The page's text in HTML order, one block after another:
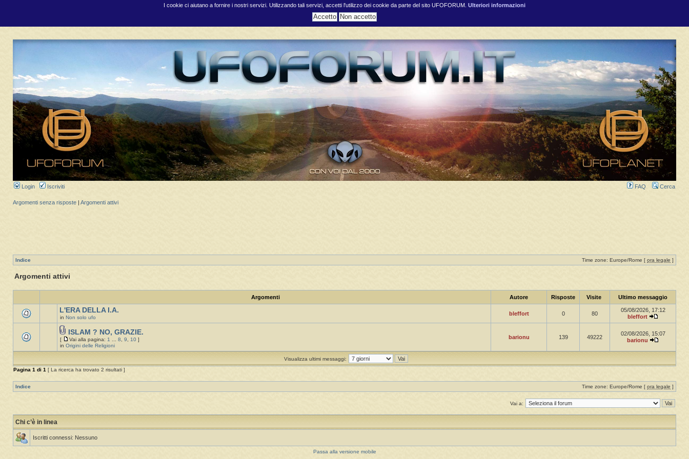
I cookie ci aiutano a fornire i nostri servizi. Utilizzando tali servizi, accetti l'utilizzo dei cookie da parte del sito UFOFORUM. Ulteriori informazioni
Login Iscriviti FAQ Cerca
Argomenti senza risposte Argomenti attivi
Indice Time zone: Europe/Rome [ ora legale ]
Argomenti attivi
Argomenti Autore Risposte Visite Ultimo messaggio
L'ERA DELLA I.A.
in Non solo ufo
bleffort 0 80
05/08/2026, 17:12
bleffort
ISLAM ? NO, GRAZIE.
[ Vai alla pagina: 1 ... 8, 9, 10 ]
in Origini delle Religioni
barionu 139 49222
02/08/2026, 15:07
barionu
Visualizza ultimi messaggi:
Pagina 1 di 1 [ La ricerca ha trovato 2 risultati ]
Indice Time zone: Europe/Rome [ ora legale ]
Vai a:
Chi c’è in linea
Iscritti connessi: Nessuno
Passa alla versione mobile